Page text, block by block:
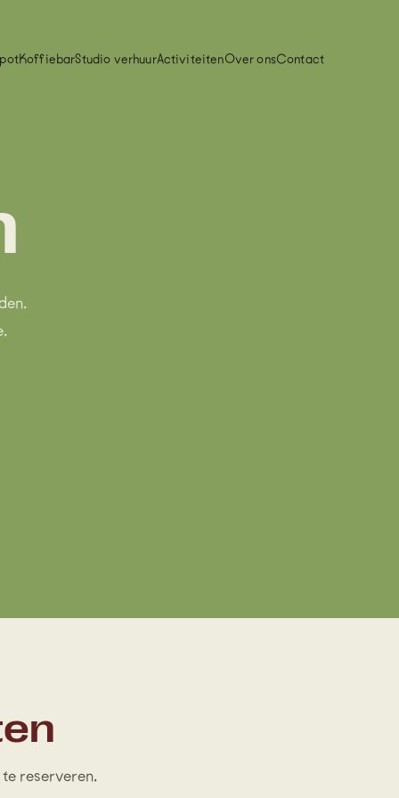
KoffiebarStudio verhuurActiviteitenOver onsContact
reserveren.